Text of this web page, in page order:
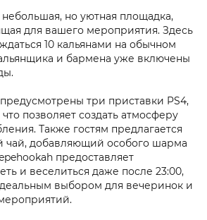
но уютная площадка,
для вашего мероприятия. Здесь
10 кальянами на обычном
и бармена уже включены
три приставки PS4,
позволяет создать атмосферу
Также гостям предлагается
чай, добавляющий особого шарма
предоставляет
и веселиться даже после 23:00,
выбором для вечеринок и